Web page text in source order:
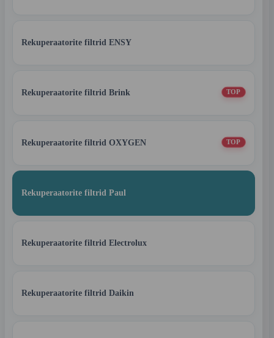
Rekuperaatorite filtrid ENSY
Rekuperaatorite filtrid Brink TOP
Rekuperaatorite filtrid OXYGEN TOP
Rekuperaatorite filtrid Paul
Rekuperaatorite filtrid Electrolux
Rekuperaatorite filtrid Daikin